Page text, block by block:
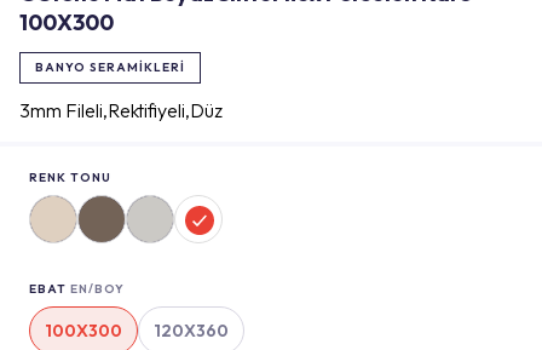
100X300
BANYO SERAMIKLERI
3mm Fileli,Rektifiyeli,Düz
RENK TONU
EBAT EN/BOY
100X300 120X360